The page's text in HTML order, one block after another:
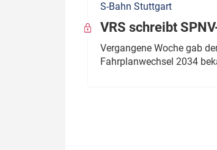
S-Bahn Stuttgart
VRS schreibt
Vergangene Woche gab
Fahrplanwechsel 2034